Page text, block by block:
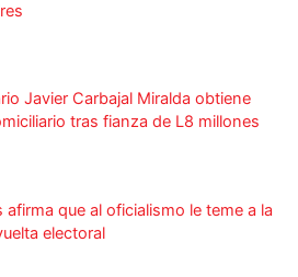
Javier Carbajal Miralda obtiene
tras fianza de L8 millones
afirma que al oficialismo le teme a la
electoral